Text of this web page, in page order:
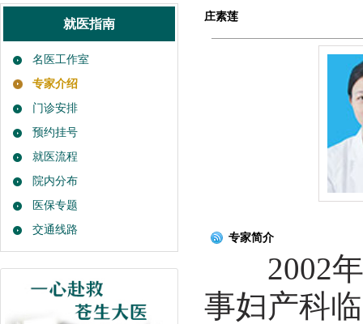
就医指南
名医工作室
专家介绍
门诊安排
预约挂号
就医流程
院内分布
医保专题
交通线路
庄素莲
专家简介
2002年
事妇产科